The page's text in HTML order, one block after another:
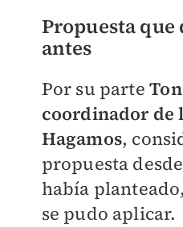
Propuesta
antes
Por su parte
coordinador de
Hagamos,
propuesta
había
se pudo aplicar.